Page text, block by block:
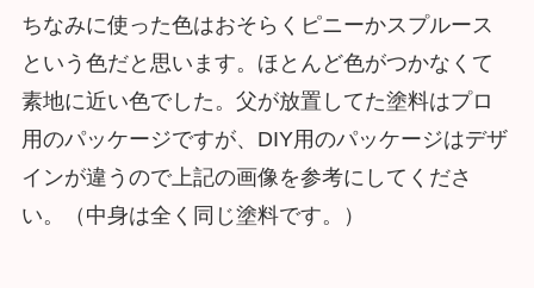
ちなみに使った色はおそらくピニーかスプルース
という色だと思います。ほとんど色がつかなくて
素地に近い色でした。父が放置してた塗料はプロ
用のパッケージですが、DIY用のパッケージはデザ
インが違うので上記の画像を参考にしてくださ
い。（中身は全く同じ塗料です。）